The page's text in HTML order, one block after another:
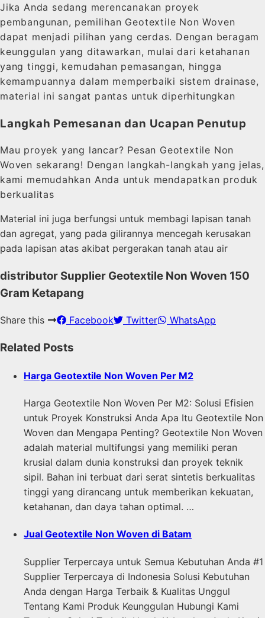
Jika Anda sedang merencanakan proyek
pembangunan, pemilihan Geotextile Non Woven
dapat menjadi pilihan yang cerdas. Dengan beragam
keunggulan yang ditawarkan, mulai dari ketahanan
yang tinggi, kemudahan pemasangan, hingga
kemampuannya dalam memperbaiki sistem drainase,
material ini sangat pantas untuk diperhitungkan
Langkah Pemesanan dan Ucapan Penutup
Mau proyek yang lancar? Pesan Geotextile Non
Woven sekarang! Dengan langkah-langkah yang jelas,
kami memudahkan Anda untuk mendapatkan produk
berkualitas
Material ini juga berfungsi untuk membagi lapisan tanah
dan agregat, yang pada gilirannya mencegah kerusakan
pada lapisan atas akibat pergerakan tanah atau air
distributor Supplier Geotextile Non Woven 150
Gram Ketapang
Share this Facebook Twitter WhatsApp
Related Posts
Harga Geotextile Non Woven Per M2
Harga Geotextile Non Woven Per M2: Solusi Efisien
untuk Proyek Konstruksi Anda Apa Itu Geotextile Non
Woven dan Mengapa Penting? Geotextile Non Woven
adalah material multifungsi yang memiliki peran
krusial dalam dunia konstruksi dan proyek teknik
sipil. Bahan ini terbuat dari serat sintetis berkualitas
tinggi yang dirancang untuk memberikan kekuatan,
ketahanan, dan daya tahan optimal. …
Jual Geotextile Non Woven di Batam
Supplier Terpercaya untuk Semua Kebutuhan Anda #1
Supplier Terpercaya di Indonesia Solusi Kebutuhan
Anda dengan Harga Terbaik & Kualitas Unggul
Tentang Kami Produk Keunggulan Hubungi Kami